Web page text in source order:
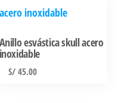
Anillo esvástica skull acero
inoxidable
S/45.00